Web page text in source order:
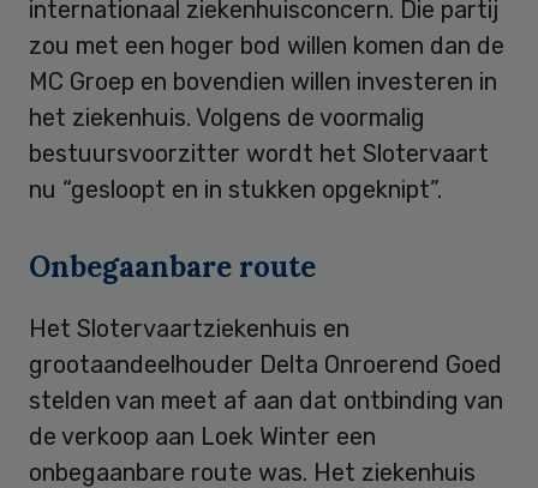
internationaal ziekenhuisconcern. Die partij
zou met een hoger bod willen komen dan de
MC Groep en bovendien willen investeren in
het ziekenhuis. Volgens de voormalig
bestuursvoorzitter wordt het Slotervaart
nu “gesloopt en in stukken opgeknipt”.
Onbegaanbare route
Het Slotervaartziekenhuis en
grootaandeelhouder Delta Onroerend Goed
stelden van meet af aan dat ontbinding van
de verkoop aan Loek Winter een
onbegaanbare route was. Het ziekenhuis